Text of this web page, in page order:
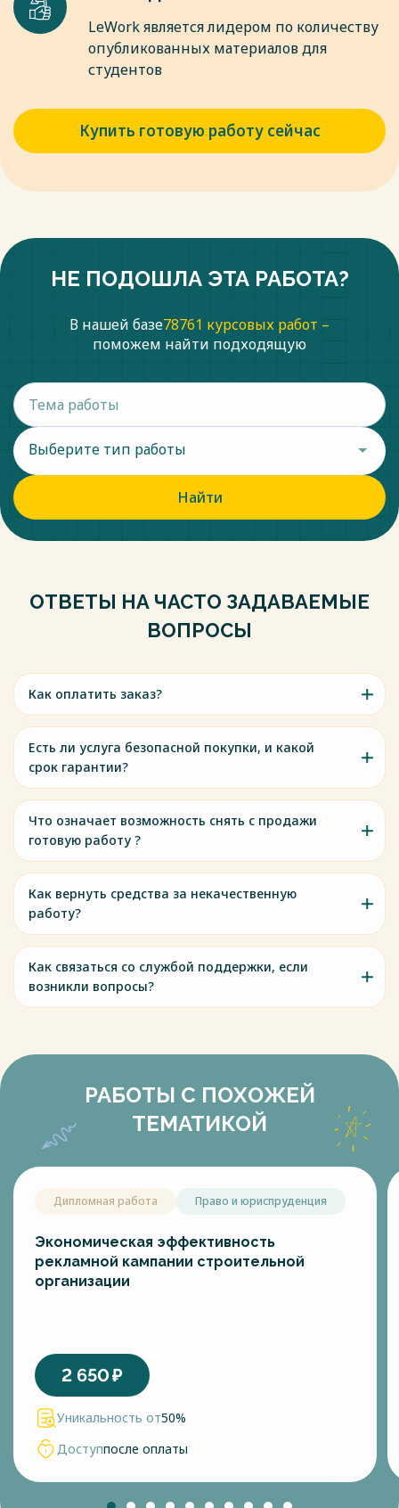
LeWork является лидером по количеству
опубликованных материалов для
студентов
Купить готовую работу сейчас
НЕ ПОДОШЛА ЭТА РАБОТА?
В нашей базе78761 курсовых работ –
поможем найти подходящую
Выберите тип работы
Найти
ОТВЕТЫ НА ЧАСТО ЗАДАВАЕМЫЕ
ВОПРОСЫ
Как оплатить заказ?
Есть ли услуга безопасной покупки, и какой
срок гарантии?
Что означает возможность снять с продажи
готовую работу ?
Как вернуть средства за некачественную
работу?
Как связаться со службой поддержки, если
возникли вопросы?
РАБОТЫ С ПОХОЖЕЙ
ТЕМАТИКОЙ
Дипломная работа Право и юриспруденция
Экономическая эффективность
рекламной кампании строительной
организации
2 650₽
Уникальность от50%
Доступпосле оплаты